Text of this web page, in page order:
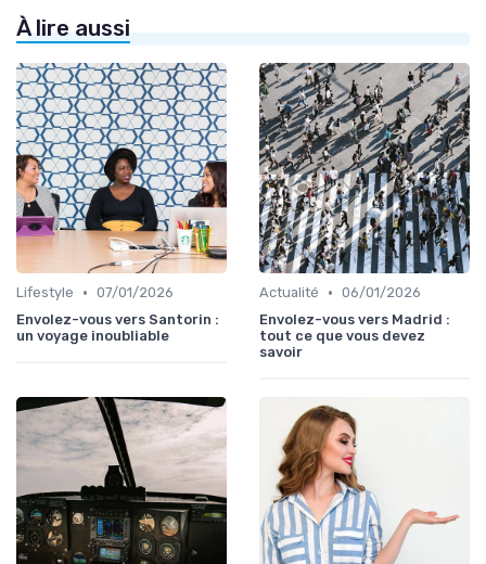
À lire aussi
Lifestyle • 07/01/2026
Envolez-vous vers Santorin :
un voyage inoubliable
Actualité • 06/01/2026
Envolez-vous vers Madrid :
tout ce que vous devez
savoir